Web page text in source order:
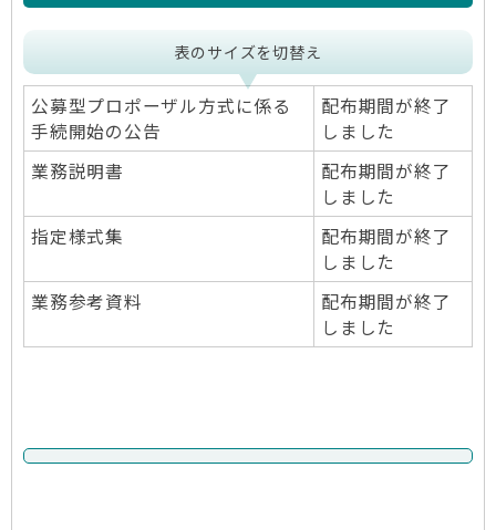
表のサイズを切替え
公募型プロポーザル方式に係る
手続開始の公告
配布期間が終了
しました
業務説明書
配布期間が終了
しました
指定様式集
配布期間が終了
しました
業務参考資料
配布期間が終了
しました